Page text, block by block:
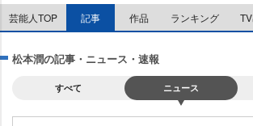
芸能人TOP 記事 作品 ランキング
松本潤の記事・ニュース・速報
すべて ニュース